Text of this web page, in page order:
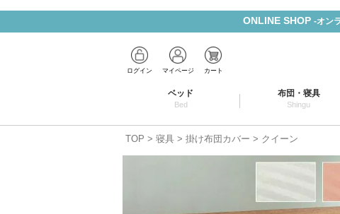
ONLINE SHOP -オン
ログイン マイページ カート
ベッド
Bed
布団・寝具
Shingu
TOP 寝具 掛け布団カバー クイーン